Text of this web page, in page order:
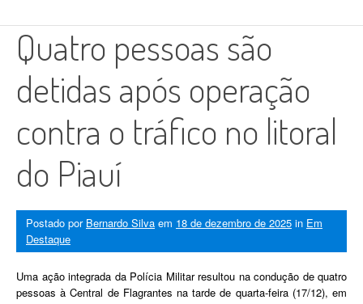
Quatro pessoas são
detidas após operação
contra o tráfico no litoral
do Piauí
Postado por Bernardo Silva em 18 de dezembro de 2025 in Em
Destaque
Uma ação integrada da Polícia Militar resultou na condução de quatro
pessoas à Central de Flagrantes na tarde de quarta-feira (17/12), em